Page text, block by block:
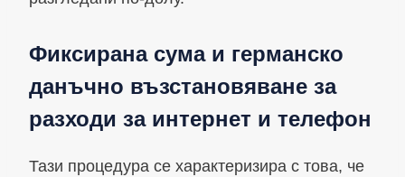
Фиксирана сума и германско
данъчно възстановяване за
разходи за интернет и телефон
Тази процедура се характеризира с това, че